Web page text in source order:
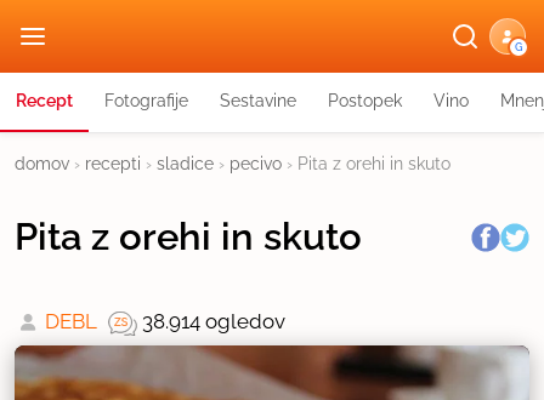
G
Recept Fotografije Sestavine Postopek Vino
domov › recepti › sladice › pecivo › Pita z orehi in skuto
Pita z orehi in skuto
DEBL 38.914 ogledov